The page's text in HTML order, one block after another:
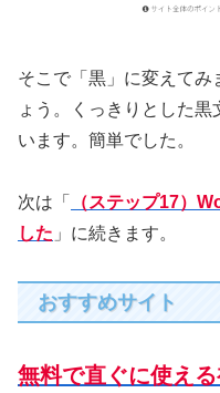
そこで「黒」に変えてみ
ょう。くっきりとした
います。簡単でした。
次は「
（ステップ17）
した 」に続きます。
おすすめサイト
無料で直ぐに使え